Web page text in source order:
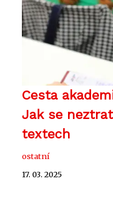
Cesta
Jak se
textech
ostatní
17. 03. 2025